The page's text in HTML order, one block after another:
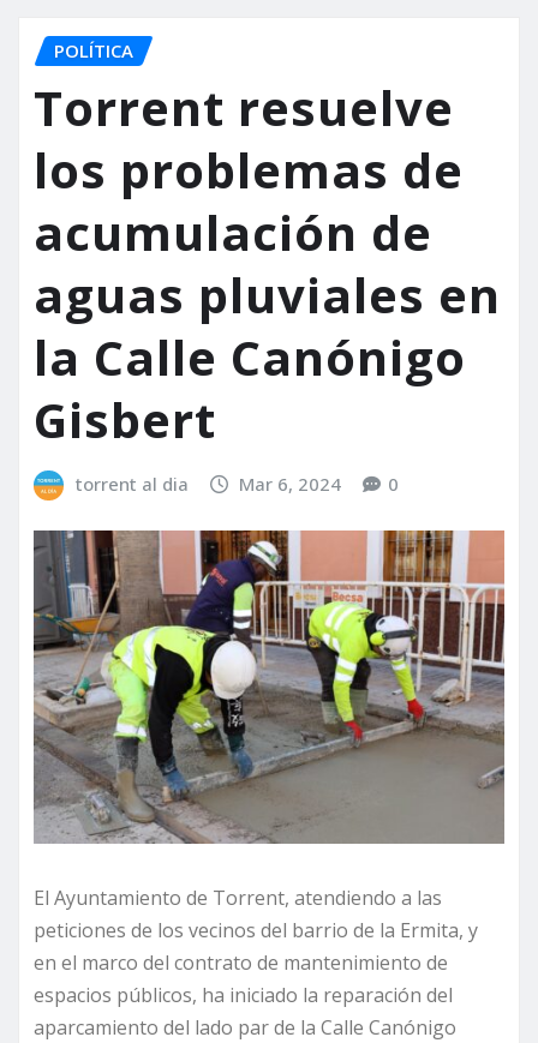
POLÍTICA
Torrent resuelve
los problemas de
acumulación de
aguas pluviales en
la Calle Canónigo
Gisbert
torrent al dia Mar 6, 2024 0
El Ayuntamiento de Torrent, atendiendo a las
peticiones de los vecinos del barrio de la Ermita, y
en el marco del contrato de mantenimiento de
espacios públicos, ha iniciado la reparación del
aparcamiento del lado par de la Calle Canónigo